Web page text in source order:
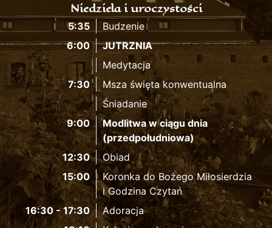
Niedziela i uroczystości
5:35
Budzenie
6:00
JUTRZNIA
Medytacja
7:30
Msza święta konwentualna
Śniadanie
9:00
Modlitwa w ciągu dnia
(przedpołudniowa)
12:30
Obiad
15:00
Koronka do Bożego Miłosierdzia
i Godzina Czytań
16:30 - 17:30
Adoracja